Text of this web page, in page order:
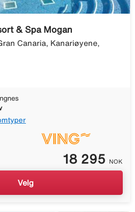
& Spa Mogan
Canaria, Kanariøyene,
18 295 NOK
Velg